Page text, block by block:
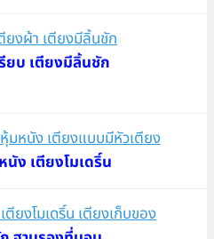
ยบ เตียงมีลิ้นชัก
ง เตียงโมเดริ์น